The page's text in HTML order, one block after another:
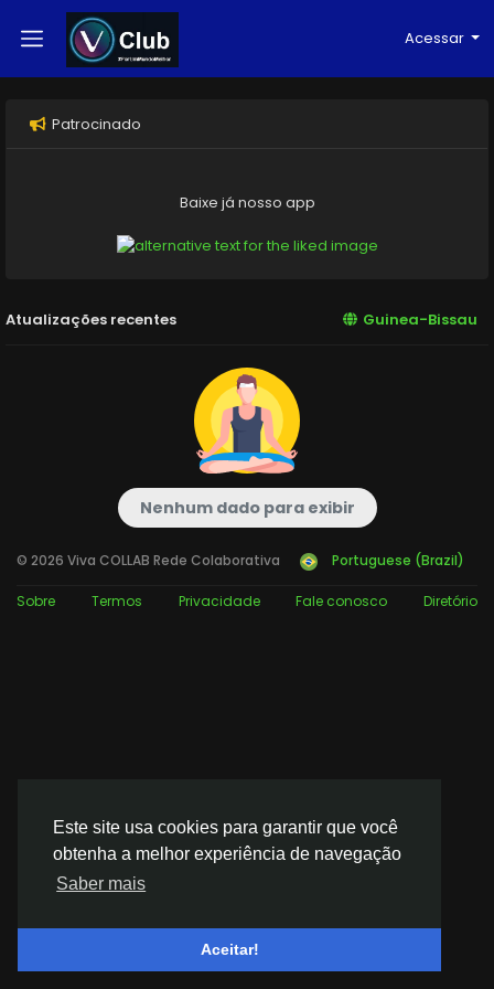
Este site usa cookies para garantir que você
obtenha a melhor experiência de navegação
Saber mais
Aceitar!
Acessar
Patrocinado
Baixe já nosso app
Atualizações recentes Guinea-Bissau
Nenhum dado para exibir
© 2026 Viva COLLAB Rede Colaborativa Portuguese (Brazil)
Sobre Termos Privacidade Fale conosco Diretório